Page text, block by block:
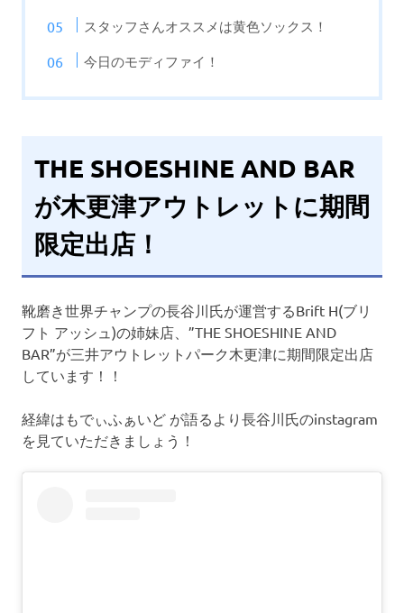
スタッフさんオススメは黄色ソックス！
今日のモディファイ！
THE SHOESHINE AND BAR
が木更津アウトレットに期間
限定出店！
靴磨き世界チャンプの長谷川氏が運営するBrift H(ブリ
フト アッシュ)の姉妹店、”THE SHOESHINE AND
BAR”が三井アウトレットパーク木更津に期間限定出店
しています！！
経緯はもでぃふぁいど が語るより長谷川氏のinstagram
を見ていただきましょう！